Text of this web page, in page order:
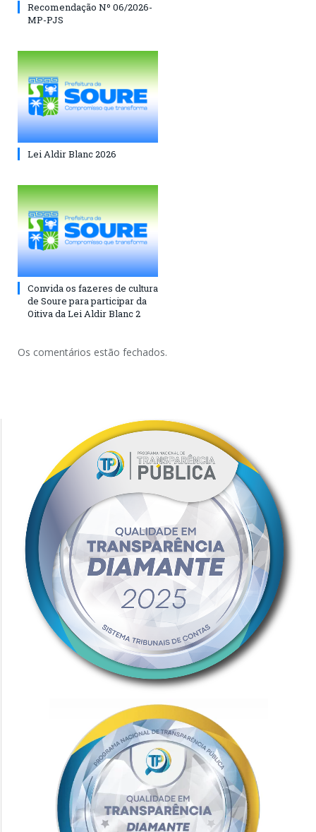
Recomendação Nº 06/2026-
MP-PJS
Lei Aldir Blanc 2026
Convida os fazeres de cultura
de Soure para participar da
Oitiva da Lei Aldir Blanc 2
Os comentários estão fechados.